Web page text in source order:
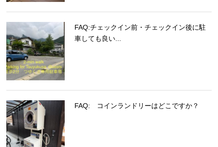
FAQ:チェックイン前・チェックイン後に駐
車しても良い...
FAQ: コインランドリーはどこですか？